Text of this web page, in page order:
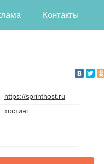
Контакты
https://sprinthost.ru
хостинг